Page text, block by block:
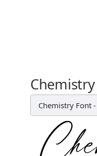
Chemistry Font -